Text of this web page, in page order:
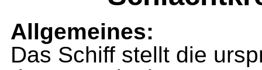
Allgemeines:
Das Schiff stellt die